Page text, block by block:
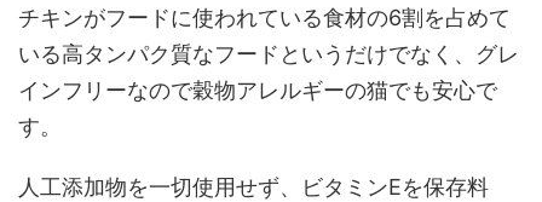
チキンがフードに使われている食材の6割を占めて
いる高タンパク質なフードというだけでなく、グレ
インフリーなので穀物アレルギーの猫でも安心で
す。
人工添加物を一切使用せず、ビタミンEを保存料